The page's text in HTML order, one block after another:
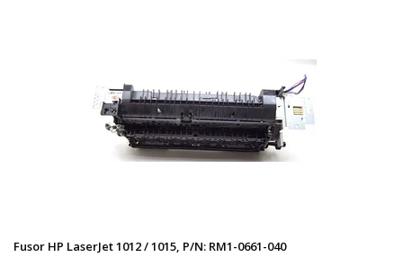
Fusor HP LaserJet 1012 / 1015, P/N: RM1-0661-040